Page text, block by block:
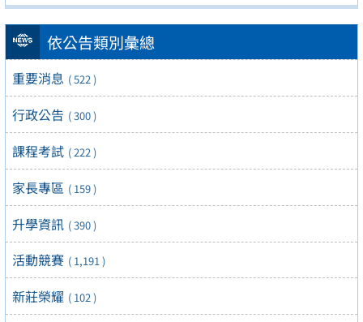
依公告類別彙總
重要消息 ( 522 )
行政公告 ( 300 )
課程考試 ( 222 )
家長專區 ( 159 )
升學資訊 ( 390 )
活動競賽 ( 1,191 )
新莊榮耀 ( 102 )